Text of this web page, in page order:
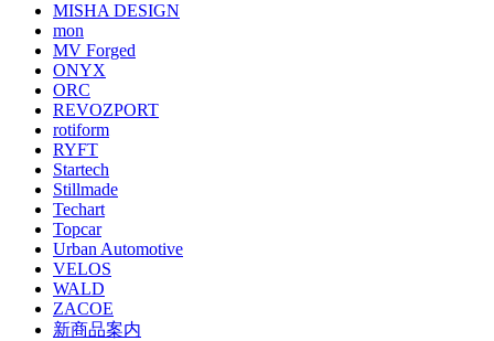
MISHA DESIGN
mon
MV Forged
ONYX
ORC
REVOZPORT
rotiform
RYFT
Startech
Stillmade
Techart
Topcar
Urban Automotive
VELOS
WALD
ZACOE
新商品案内